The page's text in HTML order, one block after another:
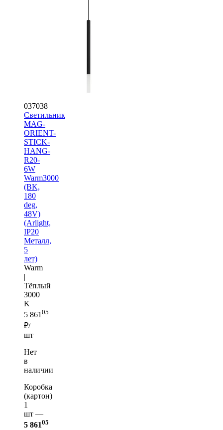
037038
Светильник
MAG-
ORIENT-
STICK-
HANG-
R20-
6W
Warm3000
(BK,
180
deg,
48V)
(Arlight,
IP20
Металл,
5
лет)
Warm
|
Тёплый
3000
K
5 86105
₽/
шт
Нет
в
наличии
Коробка
(картон)
1
шт —
5 86105